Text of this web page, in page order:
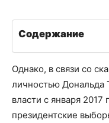
Содержание
Однако, в связи со
личностью Дональда
власти с января
президентские